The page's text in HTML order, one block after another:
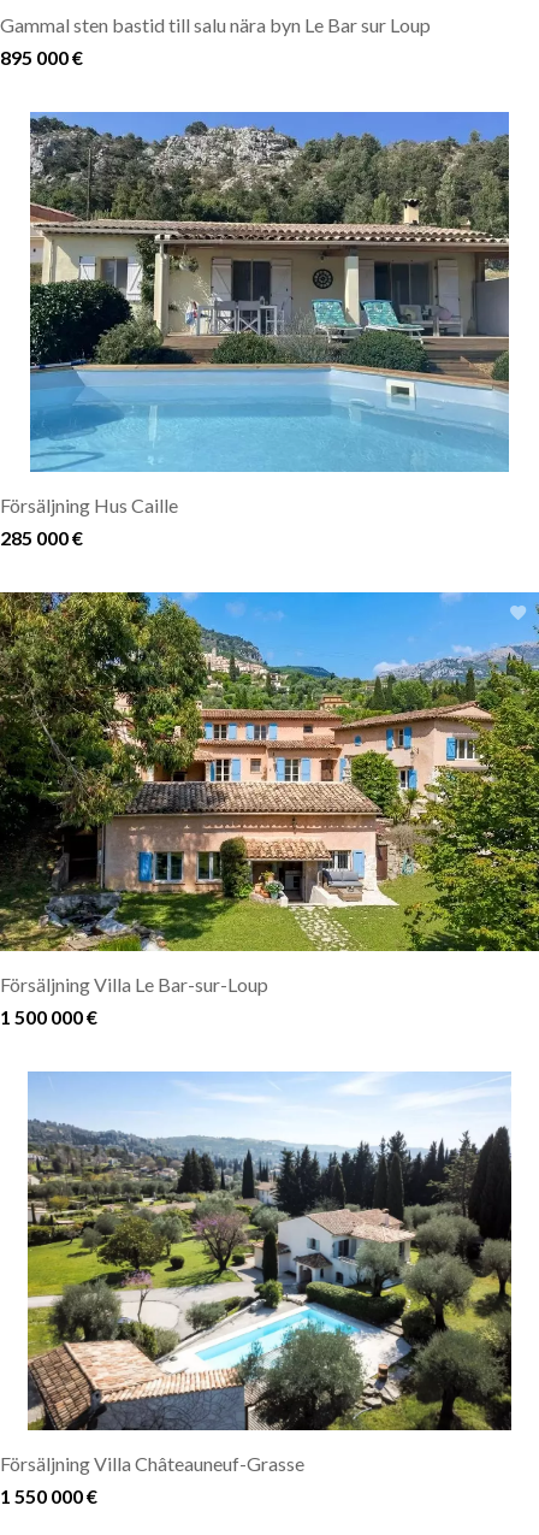
Gammal sten bastid till salu nära byn Le Bar sur Loup
895 000 €
Försäljning Hus Caille
285 000 €
Försäljning Villa Le Bar-sur-Loup
1 500 000 €
Försäljning Villa Châteauneuf-Grasse
1 550 000 €